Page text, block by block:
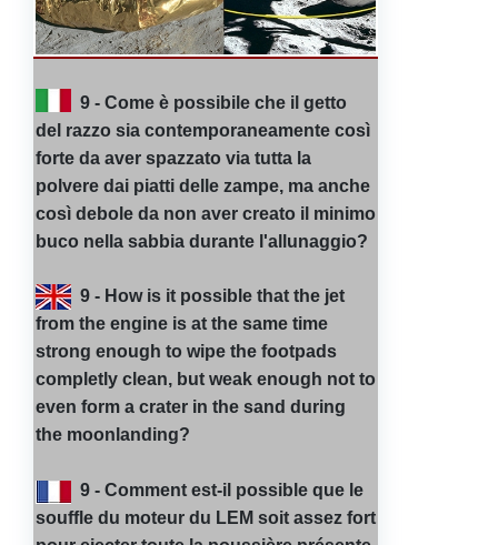
9 - Come è possibile che il getto
del razzo sia contemporaneamente così
forte da aver spazzato via tutta la
polvere dai piatti delle zampe, ma anche
così debole da non aver creato il minimo
buco nella sabbia durante l'allunaggio?
9 - How is it possible that the jet
from the engine is at the same time
strong enough to wipe the footpads
completly clean, but weak enough not to
even form a crater in the sand during
the moonlanding?
9 - Comment est-il possible que le
souffle du moteur du LEM soit assez fort